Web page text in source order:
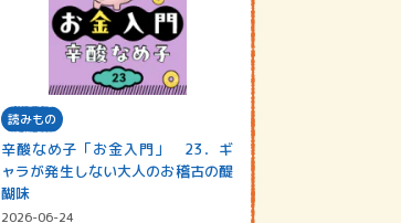
読みもの
辛酸なめ子「お金入門」 23．ギ
ャラが発生しない大人のお稽古の醍
醐味
2026-06-24